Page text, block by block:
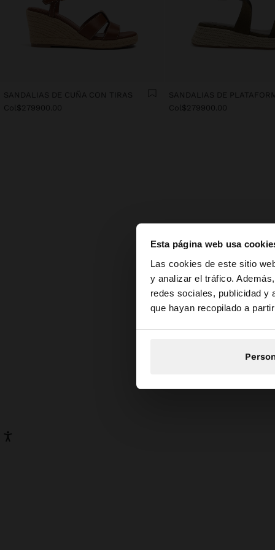
Esta página web usa
Las cookies de este sitio
y analizar el tráfico.
redes sociales, publicidad y
que hayan recopilado a
hola
Estás accediendo a
SANDALIAS DE CUÑA CON TIRAS
Col$279900.00
Col$279900.00
La
las
las
La